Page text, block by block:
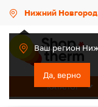
Нижний Новгород
Ваш регион
Да, верно
КАТАЛОГ